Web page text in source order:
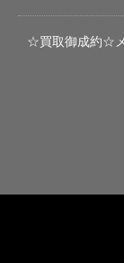
☆買取御成約☆メ